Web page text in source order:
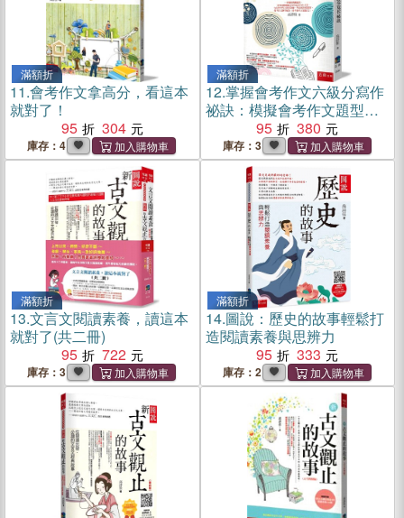
滿額折
11.會考作文拿高分，看這本
就對了！
95
304
庫存：4
滿額折
12.掌握會考作文六級分寫作
祕訣：模擬會考作文題型快
95 380
庫存：3
滿額折
13.文言文閱讀素養，讀這本
就對了(共二冊)
95
722
庫存：3
滿額折
14.圖說：歷史的故事輕鬆打
造閱讀素養與思辨力
95
333
庫存：2